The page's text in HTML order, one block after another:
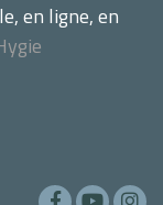
en ligne, en